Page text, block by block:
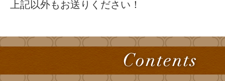
上記以外もお送りください！